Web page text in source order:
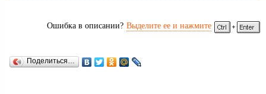
Ошибка в описании? Выделите ее и нажмите
Поделиться…